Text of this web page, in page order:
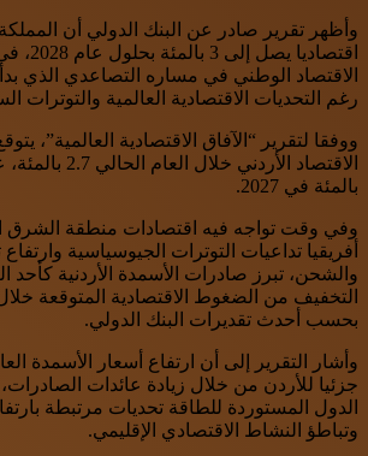
وأظهر تقرير صادر عن البنك الدولي أن
اقتصاديا
الاقتصاد الوطني في مساره التصاعدي الذي
رغم التحديات الاقتصادية العالمية والتوترات
ووفقا لتقرير “الآفاق الاقتصادية العالمية”،
بالمئة في 2027.
وفي وقت تواجه فيه اقتصادات منطقة
أفريقيا تداعيات التوترات الجيوسياسية
والشحن، تبرز صادرات الأسمدة الأردنية كأحد
التخفيف من الضغوط الاقتصادية المتوقعة خلال
بحسب أحدث تقديرات البنك الدولي.
وأشار التقرير إلى أن ارتفاع أسعار الأسمدة
جزئيا للأردن من خلال زيادة عائدات
الدول المستوردة للطاقة تحديات مرتبطة
وتباطؤ النشاط الاقتصادي الإقليمي.